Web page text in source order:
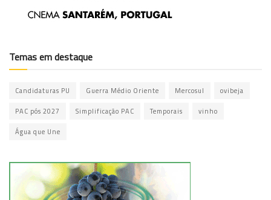
Temas em destaque
Candidaturas PU Guerra Médio Oriente Mercosul ovibeja
PAC pós 2027 Simplificação PAC Temporais vinho
Água que Une